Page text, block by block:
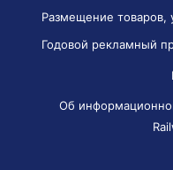
Размещение товаров,
Годовой рекламный
Об